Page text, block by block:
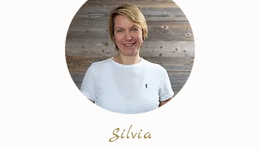
Silvia